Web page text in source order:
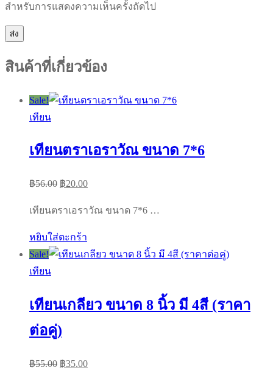
สำหรับการแสดงความเห็นครั้งถัดไป
สินค้าที่เกี่ยวข้อง
Sale!
เทียน
เทียนตราเอราวัณ ขนาด 7*6
฿56.00 Original
was:
฿56.00.
฿20.00Current
is:
เทียนตราเอราวัณ ขนาด 7*6 …
หยิบใส่ตะกร้า
Sale!
เทียน
เทียนเกลียว ขนาด 8 นิ้ว มี 4สี (ราคา
ต่อคู่)
฿55.00 Original
฿35.00Current